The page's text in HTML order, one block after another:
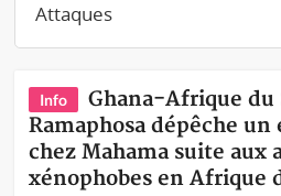
Info
Ghana-Afrique du
Ramaphosa dépêche un
chez Mahama suite aux
xénophobes en Afrique